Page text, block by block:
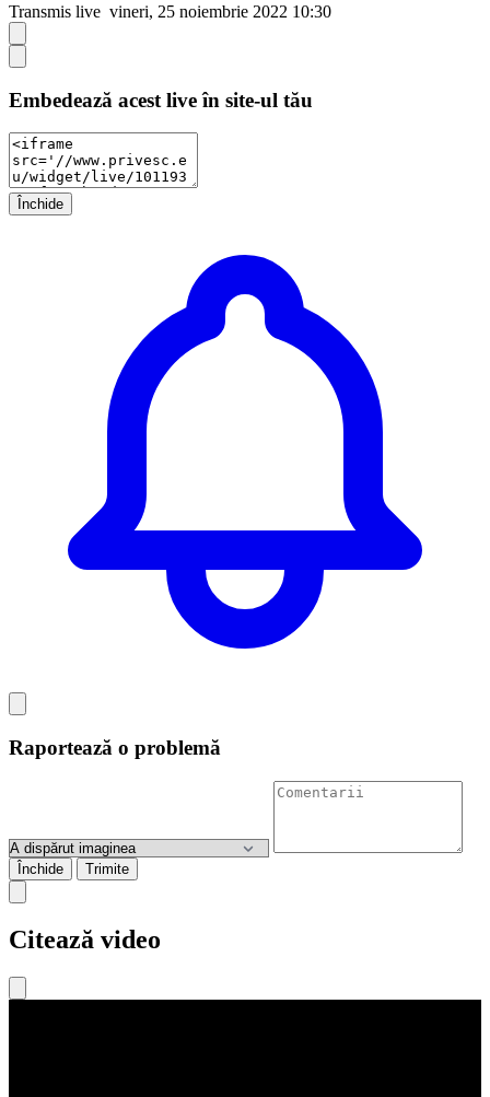
Transmis live vineri, 25 noiembrie 2022 10:30
Embedează acest live în site-ul tău
Închide
Raportează o problemă
Închide Trimite
Citează video